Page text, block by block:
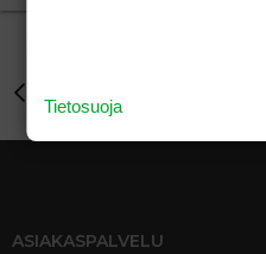
ASIAKASPALVELU
Tietosuoja